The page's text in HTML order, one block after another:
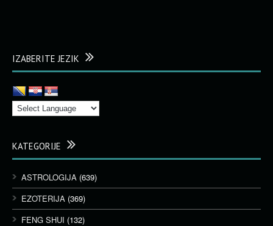
IZABERITE JEZIK
KATEGORIJE
ASTROLOGIJA (639)
EZOTERIJA (369)
FENG SHUI (132)